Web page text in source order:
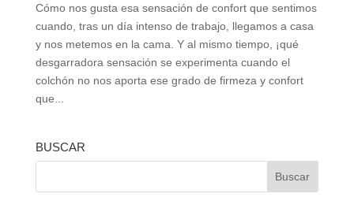
Cómo nos gusta esa sensación de confort que sentimos
cuando, tras un día intenso de trabajo, llegamos a casa
y nos metemos en la cama. Y al mismo tiempo, ¡qué
desgarradora sensación se experimenta cuando el
colchón no nos aporta ese grado de firmeza y confort
que...
BUSCAR